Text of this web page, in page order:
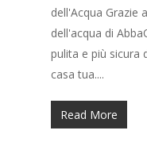
dell'Acqua Grazie
dell'acqua di
pulita e più sicura
casa tua....
Read More